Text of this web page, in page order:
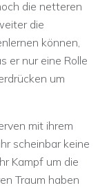
die netteren
die
können,
er nur eine Rolle
um
mit ihrem
scheinbar keine
Kampf um die
Traum haben